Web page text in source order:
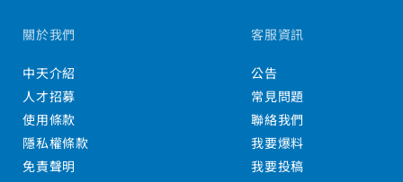
關於我們
中天介紹
人才招募
使用條款
隱私權條款
免責聲明
客服資訊
公告
常見問題
聯絡我們
我要爆料
我要投稿